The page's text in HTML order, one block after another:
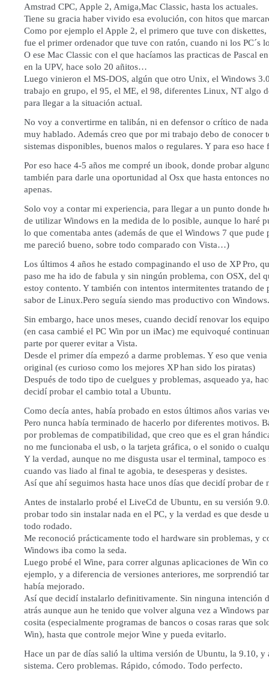
Amstrad CPC, Apple 2, Amiga,Mac Classic, hasta los actuales.
Tiene su gracia haber vivido esa evolución, con hitos que
Como por ejemplo el Apple 2, el primero que tuve con
fue el primer ordenador que tuve con ratón, cuando ni los PC´s
O ese Mac Classic con el que hacíamos las practicas de Pascal
en la UPV, hace solo 20 añitos…
Luego vinieron el MS-DOS, algún que otro Unix, el Windows
trabajo en grupo, el 95, el ME, el 98, diferentes Linux, NT algo
para llegar a la situación actual.
No voy a convertirme en talibán, ni en defensor o crítico de
muy hablado. Además creo que por mi trabajo debo de conocer
sistemas disponibles, buenos malos o regulares. Y para eso hace
Por eso hace 4-5 años me compré un ibook, donde probar
también para darle una oportunidad al Osx que hasta entonces
apenas.
Solo voy a contar mi experiencia, para llegar a un punto donde
de utilizar Windows en la medida de lo posible, aunque lo haré
lo que comentaba antes (además de que el Windows 7 que pude
me pareció bueno, sobre todo comparado con Vista…)
Los últimos 4 años he estado compaginando el uso de XP Pro,
paso me ha ido de fabula y sin ningún problema, con OSX, del
estoy contento. Y también con intentos intermitentes tratando de
sabor de Linux.Pero seguía siendo mas productivo con Windows.
Sin embargo, hace unos meses, cuando decidí renovar los
(en casa cambié el PC Win por un iMac) me equivoqué
parte por querer evitar a Vista.
Desde el primer día empezó a darme problemas. Y eso que
original (es curioso como los mejores XP han sido los piratas)
Después de todo tipo de cuelgues y problemas, asqueado ya,
decidí probar el cambio total a Ubuntu.
Como decía antes, había probado en estos últimos años varias
Pero nunca había terminado de hacerlo por diferentes motivos.
por problemas de compatibilidad, que creo que es el gran
no me funcionaba el usb, o la tarjeta gráfica, o el sonido o
Y la verdad, aunque no me disgusta usar el terminal, tampoco
cuando vas liado al final te agobia, te desesperas y desistes.
Así que ahí seguimos hasta hace unos días que decidí probar de
Antes de instalarlo probé el LiveCd de Ubuntu, en su versión
probar todo sin instalar nada en el PC, y la verdad es que desde
todo rodado.
Me reconoció prácticamente todo el hardware sin problemas, y
Windows iba como la seda.
Luego probé el Wine, para correr algunas aplicaciones de Win
ejemplo, y a diferencia de versiones anteriores, me sorprendió
había mejorado.
Así que decidí instalarlo definitivamente. Sin ninguna intención
atrás aunque aun he tenido que volver alguna vez a Windows
cosita (especialmente programas de bancos o cosas raras que
Win), hasta que controle mejor Wine y pueda evitarlo.
Hace un par de días salió la ultima versión de Ubuntu, la 9.10, y
sistema. Cero problemas. Rápido, cómodo. Todo perfecto.